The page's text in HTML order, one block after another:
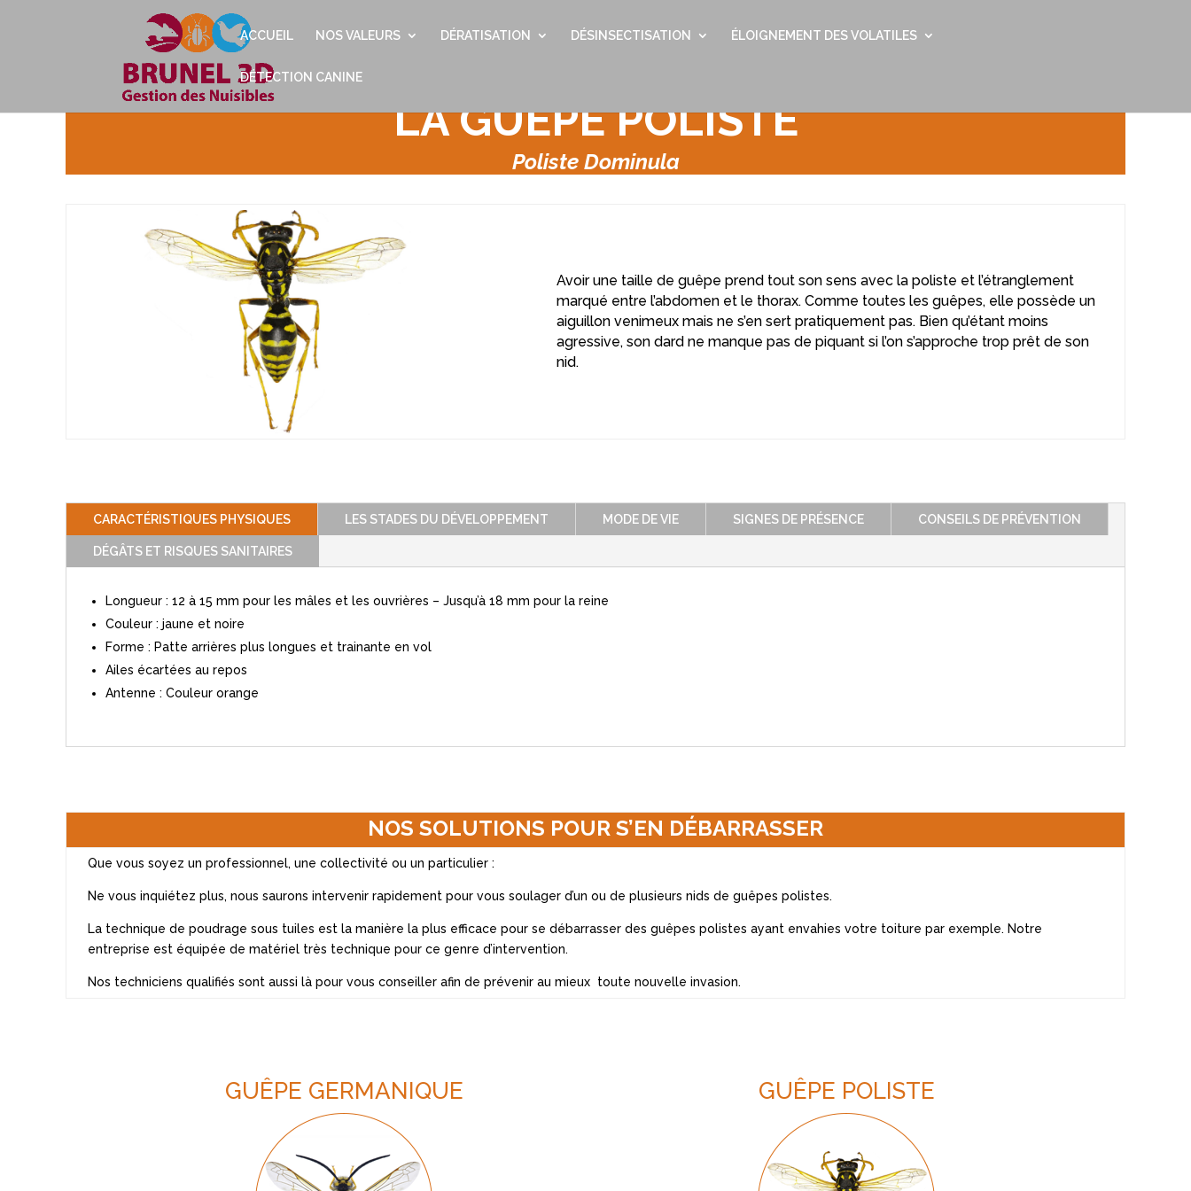
ACCUEIL NOS VALEURS DÉRATISATION DÉSINSECTISATION ÉLOIGNEMENT DES VOLATILES
DÉTECTION CANINE
LA GUÊPE POLISTE
Poliste Dominula
Avoir une taille de guêpe prend tout son sens avec la poliste et l’étranglement
marqué entre l’abdomen et le thorax. Comme toutes les guêpes, elle possède un
aiguillon venimeux mais ne s’en sert pratiquement pas. Bien qu’étant moins
agressive, son dard ne manque pas de piquant si l’on s’approche trop prêt de son
nid.
CARACTÉRISTIQUES PHYSIQUES LES STADES DU DÉVELOPPEMENT MODE DE VIE SIGNES DE PRÉSENCE CONSEILS DE PRÉVENTION
DÉGÂTS ET RISQUES SANITAIRES
Longueur : 12 à 15 mm pour les mâles et les ouvrières – Jusqu’à 18 mm pour la reine
Couleur : jaune et noire
Forme : Patte arrières plus longues et trainante en vol
Ailes écartées au repos
Antenne : Couleur orange
NOS SOLUTIONS POUR S’EN DÉBARRASSER
Que vous soyez un professionnel, une collectivité ou un particulier :
Ne vous inquiétez plus, nous saurons intervenir rapidement pour vous soulager d’un ou de plusieurs nids de guêpes polistes.
La technique de poudrage sous tuiles est la manière la plus efficace pour se débarrasser des guêpes polistes ayant envahies votre toiture par exemple. Notre
entreprise est équipée de matériel très technique pour ce genre d’intervention.
Nos techniciens qualifiés sont aussi là pour vous conseiller afin de prévenir au mieux toute nouvelle invasion.
GUÊPE GERMANIQUE GUÊPE POLISTE